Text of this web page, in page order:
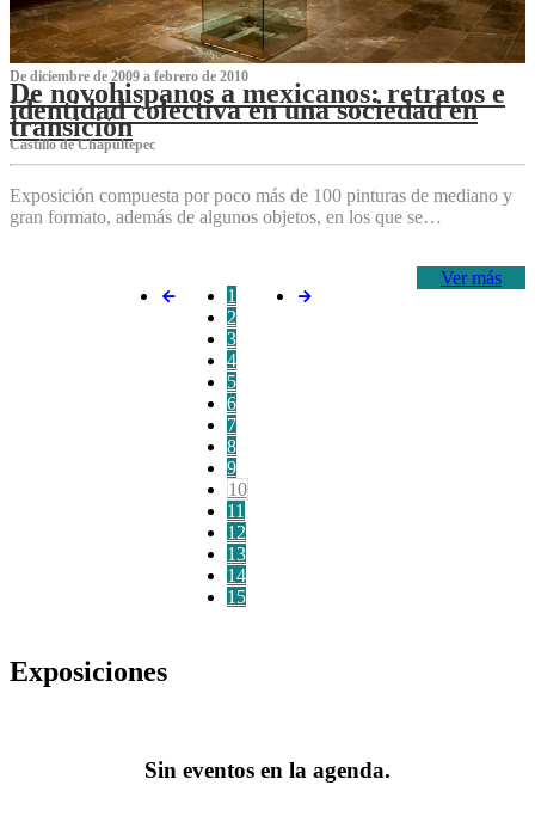
De diciembre de 2009 a febrero de 2010
De novohispanos a mexicanos: retratos e
identidad colectiva en una sociedad en
transición
Castillo de Chapultepec
Exposición compuesta por poco más de 100 pinturas de mediano y
gran formato, además de algunos objetos, en los que se…
Ver más
1
2
3
4
5
6
7
8
9
10
11
12
13
14
15
Exposiciones
Sin eventos en la agenda.